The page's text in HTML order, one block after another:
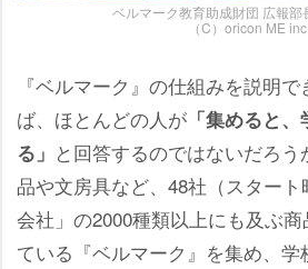
ベルマーク教育助成財団 広報部
（C）oricon ME inc.
『ベルマーク』の仕組みを説明
ば、ほとんどの人が 「集めると
る」 と回答するのではないだろ
品や文房具など、48社（スター
会社」の2000種類以上にも及ぶ
ている『ベルマーク』を集め、学